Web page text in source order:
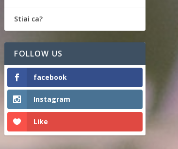
Stiai ca?
FOLLOW US
facebook
Instagram
Like